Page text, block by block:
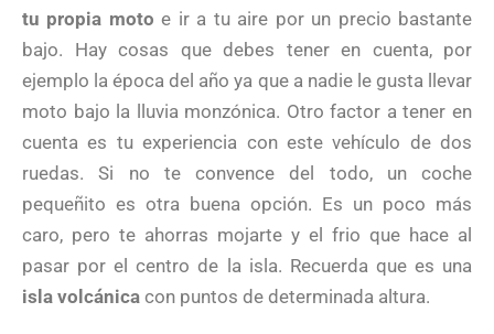
tu propia moto e ir a tu aire por un precio bastante
bajo. Hay cosas que debes tener en cuenta, por
ejemplo la época del año ya que a nadie le gusta llevar
moto bajo la lluvia monzónica. Otro factor a tener en
cuenta es tu experiencia con este vehículo de dos
ruedas. Si no te convence del todo, un coche
pequeñito es otra buena opción. Es un poco más
caro, pero te ahorras mojarte y el frio que hace al
pasar por el centro de la isla. Recuerda que es una
isla volcánica con puntos de determinada altura.